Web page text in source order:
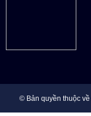
© Bản quyền thuộc về